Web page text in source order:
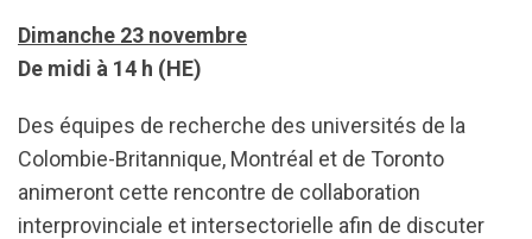
Dimanche 23 novembre
De midi à 14 h (HE)
Des équipes de recherche des universités de la
Colombie-Britannique, Montréal et de Toronto
animeront cette rencontre de collaboration
interprovinciale et intersectorielle afin de discuter